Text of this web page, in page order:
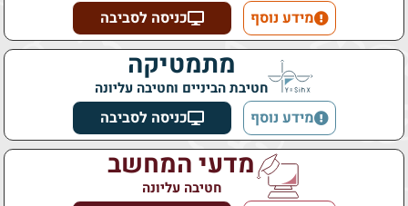
מידע נוסף כניסה לסביבה
מתמטיקה
חטיבת הביניים וחטיבה עליונה
מידע נוסף כניסה לסביבה
מדעי המחשב
חטיבה עליונה